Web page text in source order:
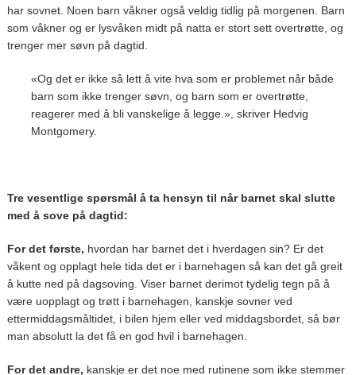
har sovnet. Noen barn våkner også veldig tidlig på morgenen. Barn
som våkner og er lysvåken midt på natta er stort sett overtrøtte, og
trenger mer søvn på dagtid.
«Og det er ikke så lett å vite hva som er problemet når både
barn som ikke trenger søvn, og barn som er overtrøtte,
reagerer med å bli vanskelige å legge.», skriver Hedvig
Montgomery.
Tre vesentlige spørsmål å ta hensyn til når barnet skal slutte
med å sove på dagtid:
For det første, hvordan har barnet det i hverdagen sin? Er det
våkent og opplagt hele tida det er i barnehagen så kan det gå greit
å kutte ned på dagsoving. Viser barnet derimot tydelig tegn på å
være uopplagt og trøtt i barnehagen, kanskje sovner ved
ettermiddagsmåltidet, i bilen hjem eller ved middagsbordet, så bør
man absolutt la det få en god hvil i barnehagen.
For det andre, kanskje er det noe med rutinene som ikke stemmer